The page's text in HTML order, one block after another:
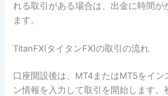
れる取引がある場合は、出金に時間が
ます。
TitanFX(タイタンFX)の取引の流れ
口座開設後は、MT4またはMT5をイン
ン情報を入力して取引を開始します。